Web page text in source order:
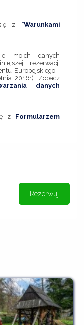
się z "Warunkami
moich danych
rezerwacji
Europejskiego i
2016r). Zobacz
danych
z Formularzem
Rezerwuj